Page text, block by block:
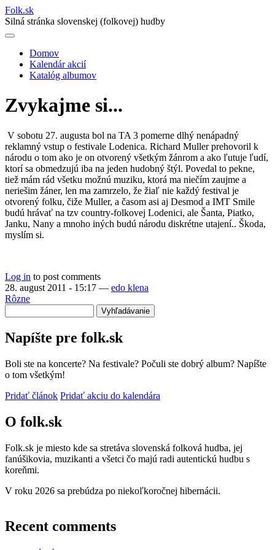
Folk.sk
Silná stránka slovenskej (folkovej) hudby
Main
navigation
Domov
Kalendár akcií
Katalóg albumov
Zvykajme si...
V sobotu 27. augusta bol na TA 3 pomerne dlhý nenápadný
reklamný vstup o festivale Lodenica. Richard Muller prehovoril k
národu o tom ako je on otvorený všetkým žánrom a ako ľutuje ľudí,
ktorí sa obmedzujú iba na jeden hudobný štýl. Povedal to pekne,
tiež mám rád všetku možnú muziku, ktorá ma niečím zaujme a
neriešim žáner, len ma zamrzelo, že žiaľ nie každý festival je
otvorený folku, čiže Muller, a časom asi aj Desmod a IMT Smile
budú hrávať na tzv country-folkovej Lodenici, ale Šanta, Piatko,
Janku, Nany a mnoho iných budú národu diskrétne utajení.. Škoda,
myslím si.
Log in to post comments
28. august 2011 - 15:17 — edo klena
Rôzne
Napíšte pre folk.sk
Boli ste na koncerte? Na festivale? Počuli ste dobrý album? Napíšte
o tom všetkým!
Pridať článok Pridať akciu do kalendára
O folk.sk
Folk.sk je miesto kde sa stretáva slovenská folková hudba, jej
fanúšikovia, muzikanti a všetci čo majú radi autentickú hudbu s
koreňmi.
V roku 2026 sa prebúdza po niekoľkoročnej hibernácii.
Recent comments